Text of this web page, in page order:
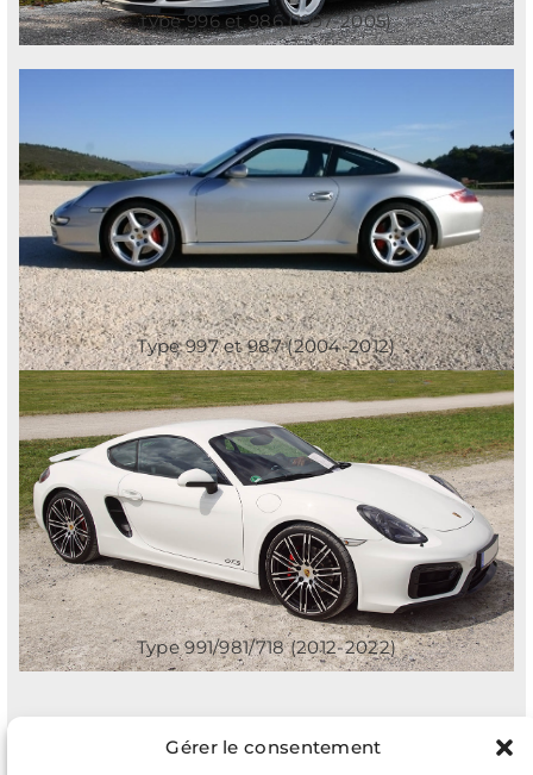
Gérer le consentement
type 996 et 986 (1997-2005)
Type 997 et 987 (2004-2012)
Type 991/981/718 (2012-2022)